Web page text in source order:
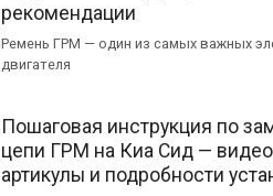
рекомендации
Ремень ГРМ — один из самых важных
двигателя
Пошаговая инструкция по
цепи ГРМ на Киа Сид —
артикулы и подробности